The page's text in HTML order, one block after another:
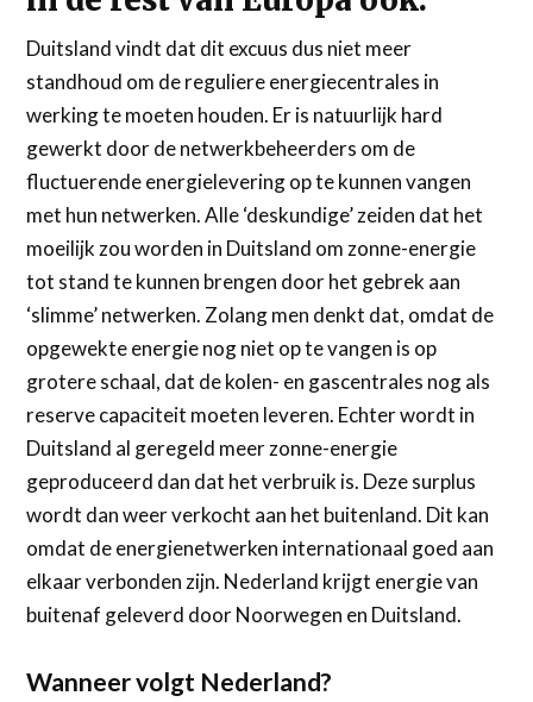
Duitsland vindt dat dit excuus dus niet meer
standhoud om de reguliere energiecentrales in
werking te moeten houden. Er is natuurlijk hard
gewerkt door de netwerkbeheerders om de
fluctuerende energielevering op te kunnen vangen
met hun netwerken. Alle ‘deskundige’ zeiden dat het
moeilijk zou worden in Duitsland om zonne-energie
tot stand te kunnen brengen door het gebrek aan
‘slimme’ netwerken. Zolang men denkt dat, omdat de
opgewekte energie nog niet op te vangen is op
grotere schaal, dat de kolen- en gascentrales nog als
reserve capaciteit moeten leveren. Echter wordt in
Duitsland al geregeld meer zonne-energie
geproduceerd dan dat het verbruik is. Deze surplus
wordt dan weer verkocht aan het buitenland. Dit kan
omdat de energienetwerken internationaal goed aan
elkaar verbonden zijn. Nederland krijgt energie van
buitenaf geleverd door Noorwegen en Duitsland.
Wanneer volgt Nederland?